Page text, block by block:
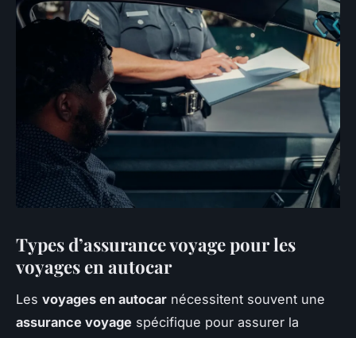
Types d’assurance voyage pour les
voyages en autocar
Les voyages en autocar nécessitent souvent une
assurance voyage spécifique pour assurer la